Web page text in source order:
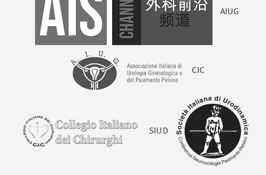
AIUG
CIC
SIUD